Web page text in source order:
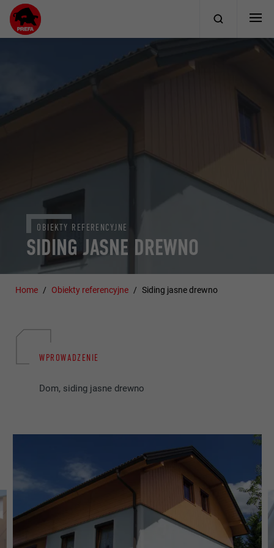
SIDING JASNE DREWNO
OBIEKTY REFERENCYJNE
Home Obiekty referencyjne Siding jasne drewno
WPROWADZENIE
Dom, siding jasne drewno